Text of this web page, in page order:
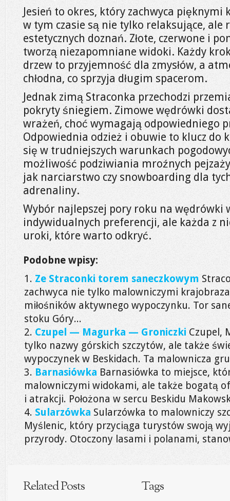
Jesień to okres, który zachwyca
w tym czasie są nie tylko relaksujące, ale
estetycznych doznań. Złote, czerwone i
tworzą niezapomniane widoki. Każdy
drzew to przyjemność dla zmysłów, a
chłodna, co sprzyja długim spacerom.
Jednak zimą Straconka przechodzi
pokryty śniegiem. Zimowe wędrówki
wrażeń, choć wymagają odpowiedniego
Odpowiednia odzież i obuwie to klucz do
się w trudniejszych warunkach
możliwość podziwiania mroźnych
jak narciarstwo czy snowboarding dla
adrenaliny.
Wybór najlepszej pory roku na wędrówki
indywidualnych preferencji, ale każda z
uroki, które warto odkryć.
Podobne wpisy:
Ze Straconki torem saneczkowym
zachwyca nie tylko malowniczymi
miłośników aktywnego wypoczynku. Tor
stoku Góry...
Czupel — Magurka — Groniczki Czupel,
tylko nazwy górskich szczytów, ale także
wypoczynek w Beskidach. Ta malownicza
Barnasiówka Barnasiówka to miejsce,
malowniczymi widokami, ale także bogatą
i atrakcji. Położona w sercu Beskidu
Sularzówka Sularzówka to malowniczy
Myślenic, który przyciąga turystów swoją
przyrody. Otoczony lasami i polanami,
Related Posts Tags